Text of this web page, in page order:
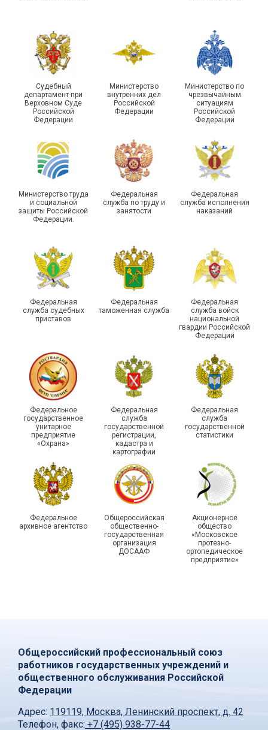
Чествование ветеранов
боевых действий
Самарской области
Подписано соглашение с
области
Единство традиций и сила
организаций ГУФСИН
России по Пермскому
краю приняли участие в
туристическом слете
215-й юбилей
государственной
статистики отметили в
Республике Саха (Якутия)
Храбрым детям – добрые
подарки
Судебный
департамент при
Верховном Суде
Российской
Федерации
Министерство
внутренних дел
Российской
Федерации
Министерство по
чрезвычайным
ситуациям
Российской
Федерации
Министерство труда
и социальной
защиты Российской
Федерации.
Федеральная
служба по труду и
занятости
Федеральная
служба исполнения
наказаний
Федеральная
служба судебных
приставов
Федеральная
таможенная служба
Федеральная
служба войск
национальной
гвардии Российской
Федерации
Федеральное
государственное
унитарное
предприятие
«Охрана»
Федеральная
служба
государственной
регистрации,
кадастра и
картографии
Федеральная
служба
государственной
статистики
Федеральное
архивное агентство
Общероссийская
общественно-
государственная
организация
ДОСААФ
Акционерное
общество
«Московское
протезно-
ортопедическое
предприятие»
Общероссийский профессиональный союз
работников государственных учреждений и
общественного обслуживания Российской
Федерации
Адрес: 119119, Москва, Ленинский проспект, д. 42
Телефон, факс: +7 (495) 938-77-44